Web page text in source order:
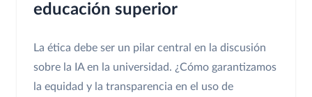
educación superior
La ética debe ser un pilar central en la discusión
sobre la IA en la universidad. ¿Cómo garantizamos
la equidad y la transparencia en el uso de